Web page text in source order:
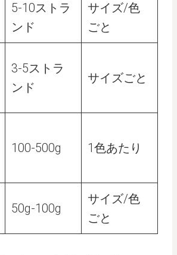
5-10ストラ
ンド
サイズ/色
ごと
3-5ストラ
ンド
サイズごと
100-500g 1色あたり
50g-100g
サイズ/色
ごと